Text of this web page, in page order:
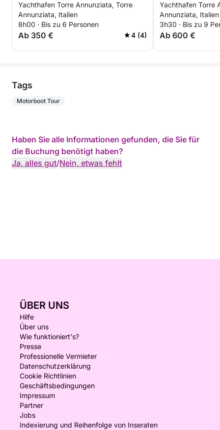
Yachthafen Torre Annunziata, Torre
Annunziata, Italien
8h00 · Bis zu 6 Personen
Ab 350 € 4 (4)
Snacks und
Aussicht!
Yachthafen Torre
Annunziata, Italien
3h30 · Bis zu 9
Ab 600 €
Tags
Motorboot Tour
Haben Sie alle Informationen gefunden, die Sie für
die Buchung benötigt haben?
Ja, alles gut/Nein, etwas fehlt
ÜBER UNS
Hilfe
Über uns
Wie funktioniert's?
Presse
Professionelle Vermieter
Datenschutzerklärung
Cookie Richtlinien
Geschäftsbedingungen
Impressum
Partner
Jobs
Indexierung und Reihenfolge von Inseraten